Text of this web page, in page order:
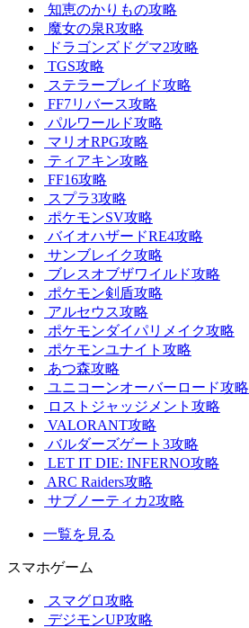
知恵のかりもの攻略
魔女の泉R攻略
ドラゴンズドグマ2攻略
TGS攻略
ステラーブレイド攻略
FF7リバース攻略
パルワールド攻略
マリオRPG攻略
ティアキン攻略
FF16攻略
スプラ3攻略
ポケモンSV攻略
バイオハザードRE4攻略
サンブレイク攻略
ブレスオブザワイルド攻略
ポケモン剣盾攻略
アルセウス攻略
ポケモンダイパリメイク攻略
ポケモンユナイト攻略
あつ森攻略
ユニコーンオーバーロード攻略
ロストジャッジメント攻略
VALORANT攻略
バルダーズゲート3攻略
LET IT DIE: INFERNO攻略
ARC Raiders攻略
サブノーティカ2攻略
一覧を見る
スマホゲーム
スマグロ攻略
デジモンUP攻略